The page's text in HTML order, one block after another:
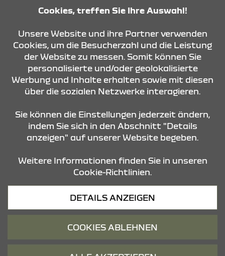
ANFRAGE SENDEN
Datenschutz
Cookies, treffen Sie Ihre Auswahl!
Unsere Website und ihre Partner verwenden
Cookies, um die Besucherzahl und die Leistung
der Website zu messen. Somit können Sie
personalisierte und/oder geolokalisierte
Werbung und Inhalte erhalten sowie mit diesen
über die sozialen Netzwerke interagieren.
Sie können die Einstellungen jederzeit ändern,
indem Sie sich in den Abschnitt "Details
anzeigen" auf unserer Website begeben.
Weitere Informationen finden Sie in unseren
Cookie-Richtlinien.
DETAILS ANZEIGEN
COOKIES ABLEHNEN